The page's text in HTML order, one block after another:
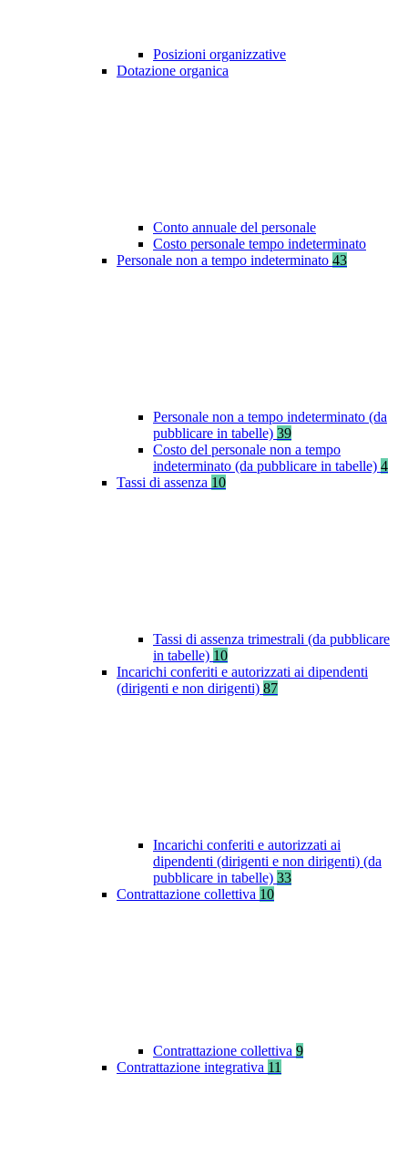
Posizioni organizzative
Dotazione organica
Conto annuale del personale
Costo personale tempo indeterminato
Personale non a tempo indeterminato 43
Personale non a tempo indeterminato (da
pubblicare in tabelle) 39
Costo del personale non a tempo
indeterminato (da pubblicare in tabelle) 4
Tassi di assenza 10
Tassi di assenza trimestrali (da pubblicare
in tabelle) 10
Incarichi conferiti e autorizzati ai dipendenti
(dirigenti e non dirigenti) 87
Incarichi conferiti e autorizzati ai
dipendenti (dirigenti e non dirigenti) (da
pubblicare in tabelle) 33
Contrattazione collettiva 10
Contrattazione collettiva 9
Contrattazione integrativa 11